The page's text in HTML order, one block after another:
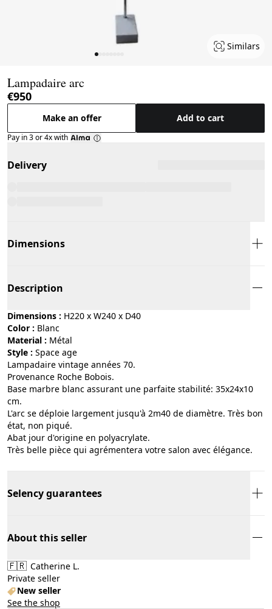
Similars
Lampadaire arc
€950
Make an offer Add to cart
Pay in 3 or 4x with
Delivery
Dimensions
Description
Dimensions : H220 x W240 x D40
Color :
blanc
Material :
métal
Style :
space age
Lampadaire vintage années 70.
Provenance Roche Bobois.
Base marbre blanc assurant une parfaite stabilité: 35x24x10
cm.
L'arc se déploie largement jusqu'à 2m40 de diamètre. Très bon
état, non piqué.
Abat jour d'origine en polyacrylate.
Très belle pièce qui agrémentera votre salon avec élégance.
Selency guarantees
About this seller
🇫🇷 Catherine L.
Private seller
New seller
See the shop